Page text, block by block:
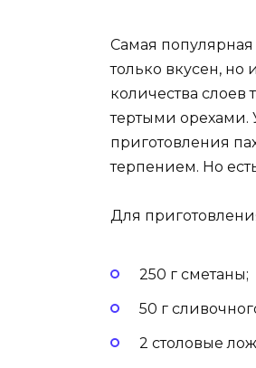
Самая популярная
только вкусен, но
количества слоев
тертыми орехами.
приготовления
терпением. Но
Для
250 г сметаны;
50 г
2 столовые